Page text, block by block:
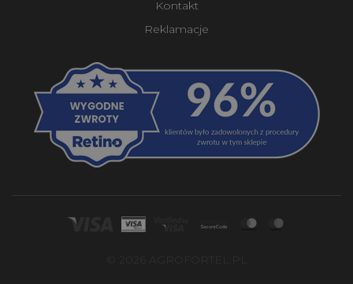
Kontakt
Reklamacje